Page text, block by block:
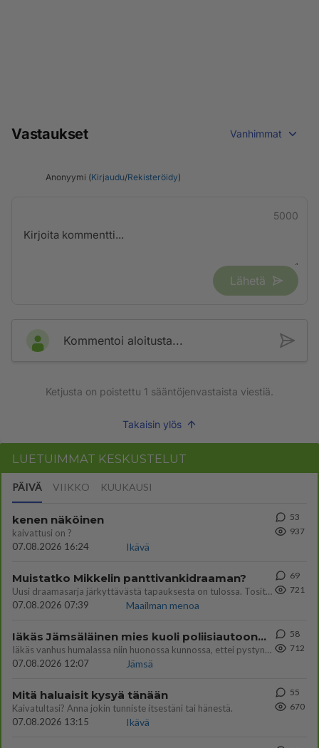
Vastaukset Vanhimmat
Anonyymi (Kirjaudu/Rekisteröidy)
5000
Lähetä
Kommentoi aloitusta...
Ketjusta on poistettu 1 sääntöjenvastaista viestiä.
Takaisin ylös
LUETUIMMAT KESKUSTELUT
PÄIVÄ VIIKKO KUUKAUSI
kenen näköinen
kaivattusi on ?
07.08.2026 16:24
Ikävä
53
937
Muistatko Mikkelin panttivankidraaman?
Uusi draamasarja järkyttävästä tapauksesta on tulossa. Tositapahtumiin perustuva sarja ammentaa vuoden 1986 Mikkelin pan
07.08.2026 07:39
Maailman menoa
69
721
Iäkäs Jämsäläinen mies kuoli poliisiautoon matkalla Jyväskylän putkaan
Iäkäs vanhus humalassa niin huonossa kunnossa, ettei pystynyt huolehtimaan itsestään niin ainoa apu sillä hetkellä oli
07.08.2026 12:07
Jämsä
58
712
Mitä haluaisit kysyä tänään
Kaivatultasi? Anna jokin tunniste itsestäni tai hänestä.
07.08.2026 13:15
Ikävä
55
670